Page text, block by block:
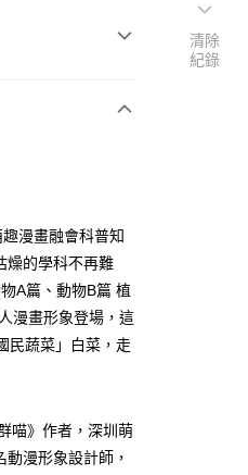
漫畫融會科普知
燥的學科不再難
A篇、動物B篇 植
漫畫形象登場，這
民蔬菜」白菜，走
》作者，深圳萌
漫形象設計師，
清除
紀錄